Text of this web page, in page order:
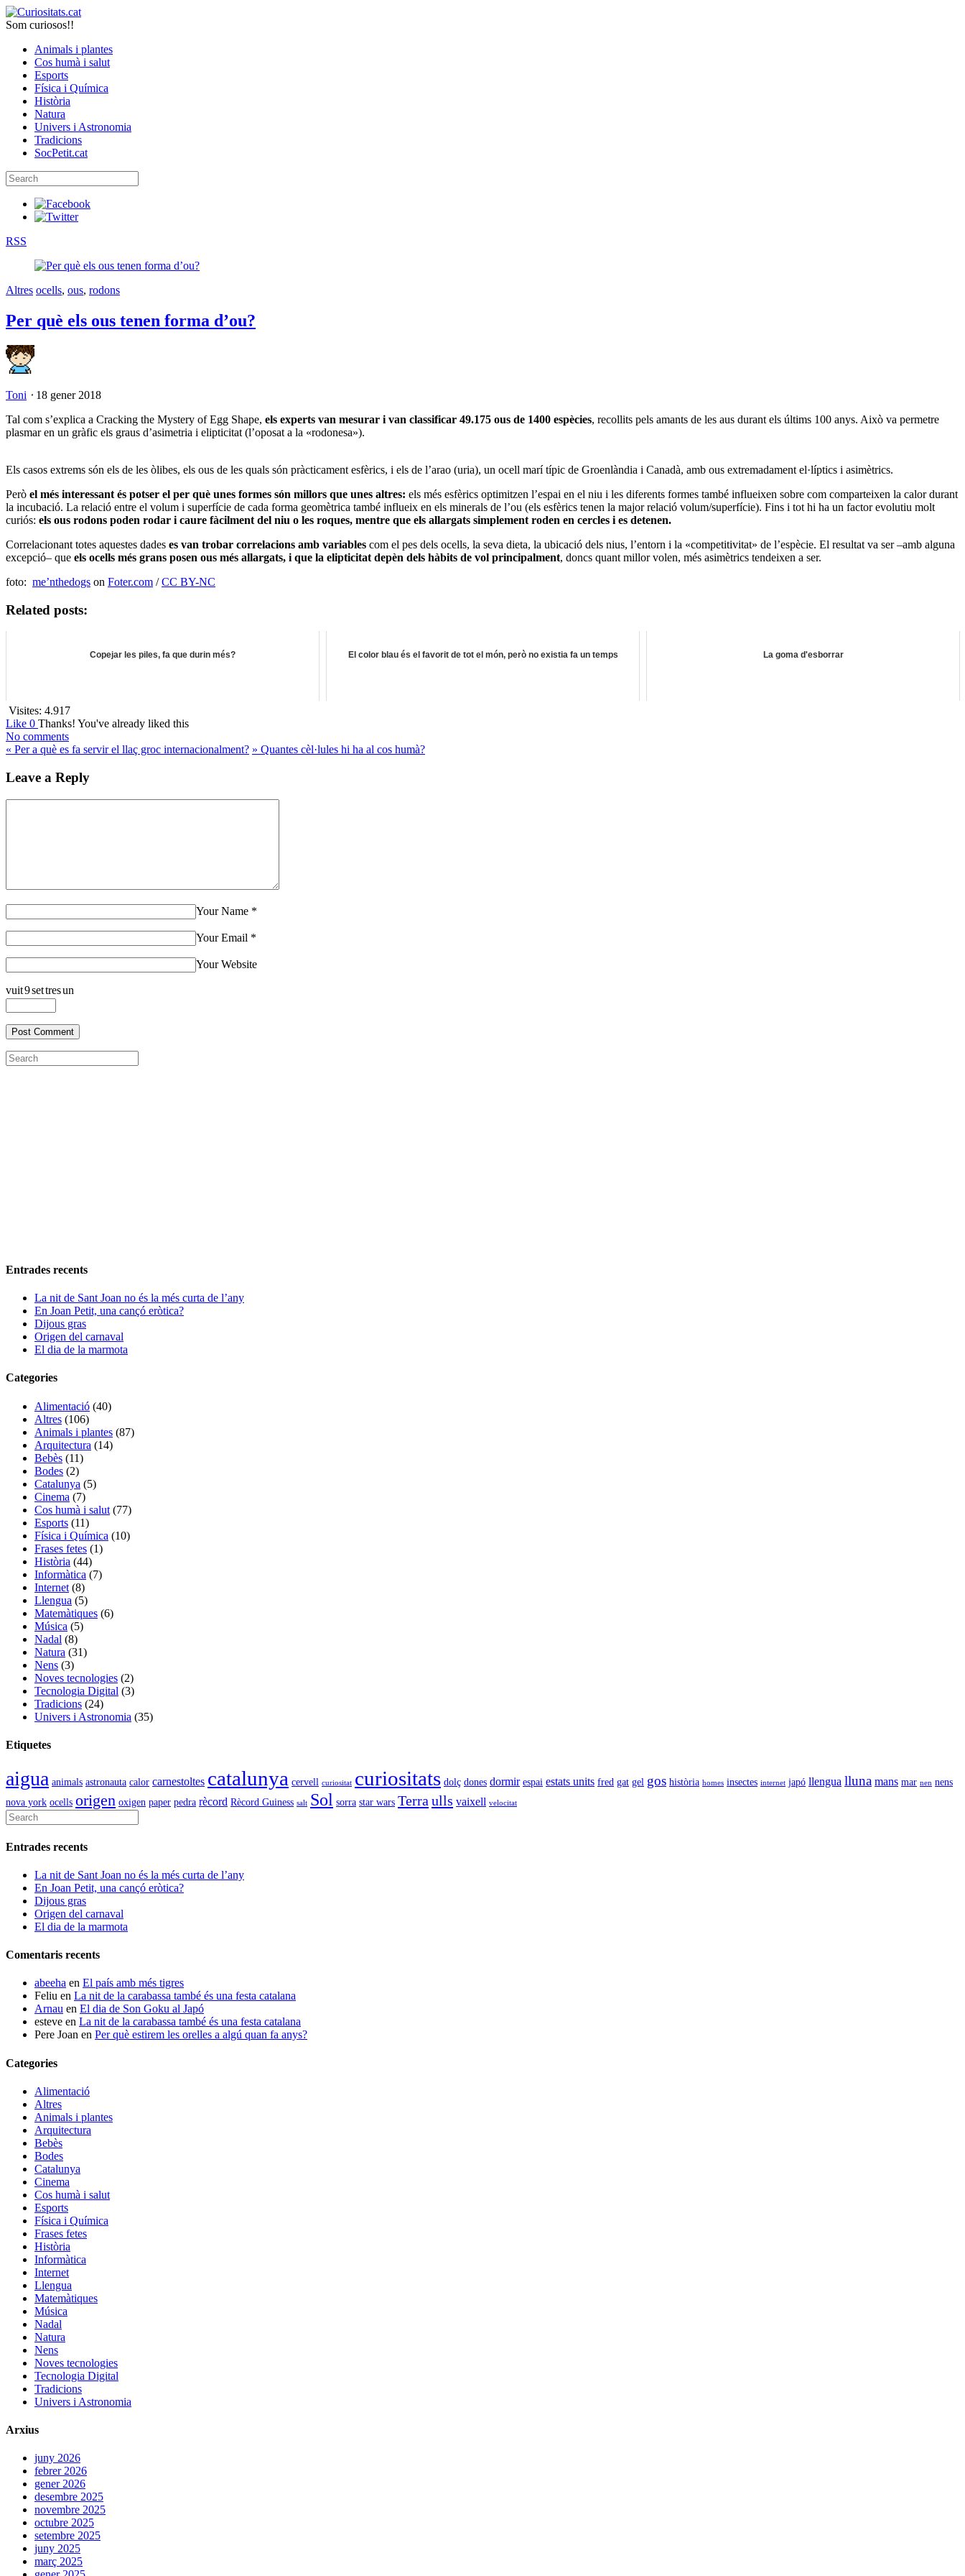
Som curiosos!!
Animals i plantes
Cos humà i salut
Esports
Física i Química
Història
Natura
Univers i Astronomia
Tradicions
SocPetit.cat
RSS
Altres ocells, ous, rodons
Per què els ous tenen forma d’ou?
Toni ⋅ 18 gener 2018
Tal com s’explica a Cracking the Mystery of Egg Shape, els experts van mesurar i van classificar 49.175 ous de 1400 espècies, recollits pels amants de les aus durant els últims 100 anys. Això va permetre
plasmar en un gràfic els graus d’asimetria i elipticitat (l’oposat a la «rodonesa»).
Els casos extrems són els de les òlibes, els ous de les quals són pràcticament esfèrics, i els de l’arao (uria), un ocell marí típic de Groenlàndia i Canadà, amb ous extremadament el·líptics i asimètrics.
Però el més interessant és potser el per què unes formes són millors que unes altres: els més esfèrics optimitzen l’espai en el niu i les diferents formes també influeixen sobre com comparteixen la calor durant
la incubació. La relació entre el volum i superfície de cada forma geomètrica també influeix en els minerals de l’ou (els esfèrics tenen la major relació volum/superfície). Fins i tot hi ha un factor evolutiu molt
curiós: els ous rodons poden rodar i caure fàcilment del niu o les roques, mentre que els allargats simplement roden en cercles i es detenen.
Correlacionant totes aquestes dades es van trobar correlacions amb variables com el pes dels ocells, la seva dieta, la ubicació dels nius, l’entorn i la «competitivitat» de l’espècie. El resultat va ser –amb alguna
excepció– que els ocells més grans posen ous més allargats, i que la elipticitat depèn dels hàbits de vol principalment, doncs quant millor volen, més asimètrics tendeixen a ser.
foto: me’nthedogs on Foter.com /CC BY-NC
Related posts:
Copejar les piles, fa que durin més? El color blau és el favorit de tot el món, però no existia fa un temps La goma d'esborrar
Visites: 4.917
Like 0 Thanks! You've already liked this
No comments
« Per a què es fa servir el llaç groc internacionalment? » Quantes cèl·lules hi ha al cos humà?
Leave a Reply
Your Name *
Your Email *
Your Website
vuit9settresun
Entrades recents
La nit de Sant Joan no és la més curta de l’any
En Joan Petit, una cançó eròtica?
Dijous gras
Origen del carnaval
El dia de la marmota
Categories
Alimentació (40)
Altres (106)
Animals i plantes (87)
Arquitectura (14)
Bebès (11)
Bodes (2)
Catalunya (5)
Cinema (7)
Cos humà i salut (77)
Esports (11)
Física i Química (10)
Frases fetes (1)
Història (44)
Informàtica (7)
Internet (8)
Llengua (5)
Matemàtiques (6)
Música (5)
Nadal (8)
Natura (31)
Nens (3)
Noves tecnologies (2)
Tecnologia Digital (3)
Tradicions (24)
Univers i Astronomia (35)
Etiquetes
aigua animals astronauta calor carnestoltes catalunya cervell curiositat curiositats dolç dones dormir espai estats units fred gat gel gos història homes insectes internet japó llengua lluna mans mar nen nens
nova york ocells origen oxigen paper pedra rècord Rècord Guiness salt Sol sorra star wars Terra ulls vaixell velocitat
Entrades recents
La nit de Sant Joan no és la més curta de l’any
En Joan Petit, una cançó eròtica?
Dijous gras
Origen del carnaval
El dia de la marmota
Comentaris recents
abeeha en El país amb més tigres
Feliu en La nit de la carabassa també és una festa catalana
Arnau en El dia de Son Goku al Japó
esteve en La nit de la carabassa també és una festa catalana
Pere Joan en Per què estirem les orelles a algú quan fa anys?
Categories
Alimentació
Altres
Animals i plantes
Arquitectura
Bebès
Bodes
Catalunya
Cinema
Cos humà i salut
Esports
Física i Química
Frases fetes
Història
Informàtica
Internet
Llengua
Matemàtiques
Música
Nadal
Natura
Nens
Noves tecnologies
Tecnologia Digital
Tradicions
Univers i Astronomia
Arxius
juny 2026
febrer 2026
gener 2026
desembre 2025
novembre 2025
octubre 2025
setembre 2025
juny 2025
març 2025